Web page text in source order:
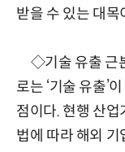
받을 수 있는 대목
◇기술 유출 근
로는 ‘기술 유출’
점이다. 현행 산
법에 따라 해외